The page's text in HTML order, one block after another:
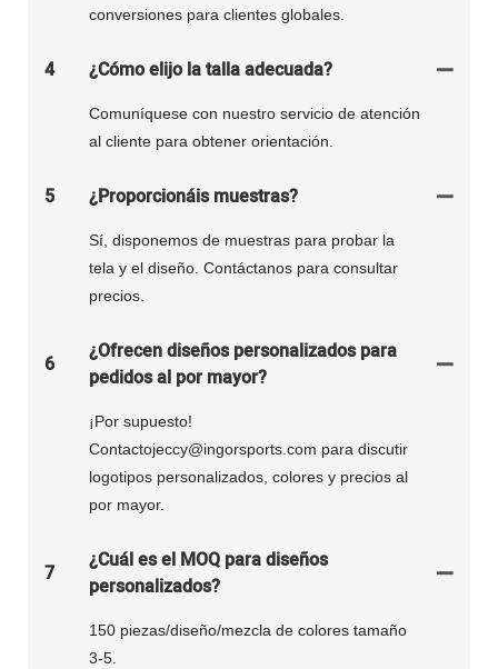
conversiones para clientes globales.
4 ¿Cómo elijo la talla adecuada?
Comuníquese con nuestro servicio de atención
al cliente para obtener orientación.
5 ¿Proporcionáis muestras?
Sí, disponemos de muestras para probar la
tela y el diseño. Contáctanos para consultar
precios.
6
¿Ofrecen diseños personalizados para
pedidos al por mayor?
¡Por supuesto!
Contactojeccy@ingorsports.com para discutir
logotipos personalizados, colores y precios al
por mayor.
7
¿Cuál es el MOQ para diseños
personalizados?
150 piezas/diseño/mezcla de colores tamaño
3-5.